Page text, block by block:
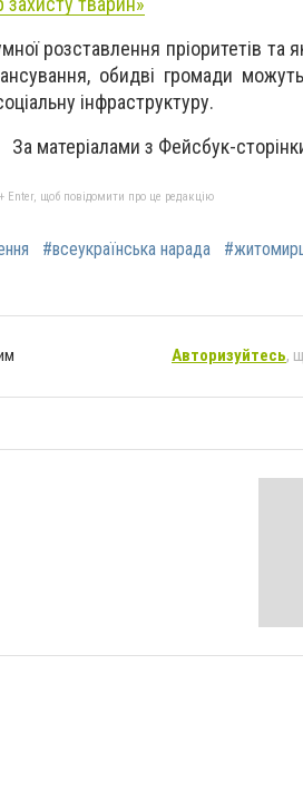
розставлення пріоритетів та
обидві громади
інфраструктуру.
За матеріалами з Фейсбук-
Enter, щоб повідомити про це редакцію
#всеукраїнська нарада
Авторизуйтесь,